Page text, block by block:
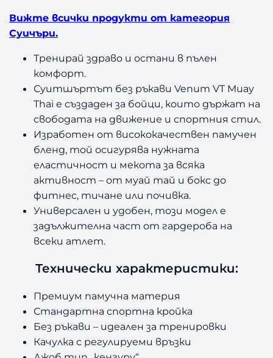
Вижте всички продукти от категория
Суичъри.
Тренирай здраво и остани в пълен
комфорт.
Суитшъртът без ръкави Venum VT Muay
Thai е създаден за бойци, които държат на
свободата на движение и спортния стил.
Изработен от висококачествен памучен
бленд, той осигурява нужната
еластичност и мекота за всяка
активност – от муай тай и бокс до
фитнес, тичане или почивка.
Универсален и удобен, този модел е
задължителна част от гардероба на
всеки атлет.
Технически характеристики:
Премиум памучна материя
Стандартна спортна кройка
Без ръкави – идеален за тренировки
Качулка с регулируеми връзки